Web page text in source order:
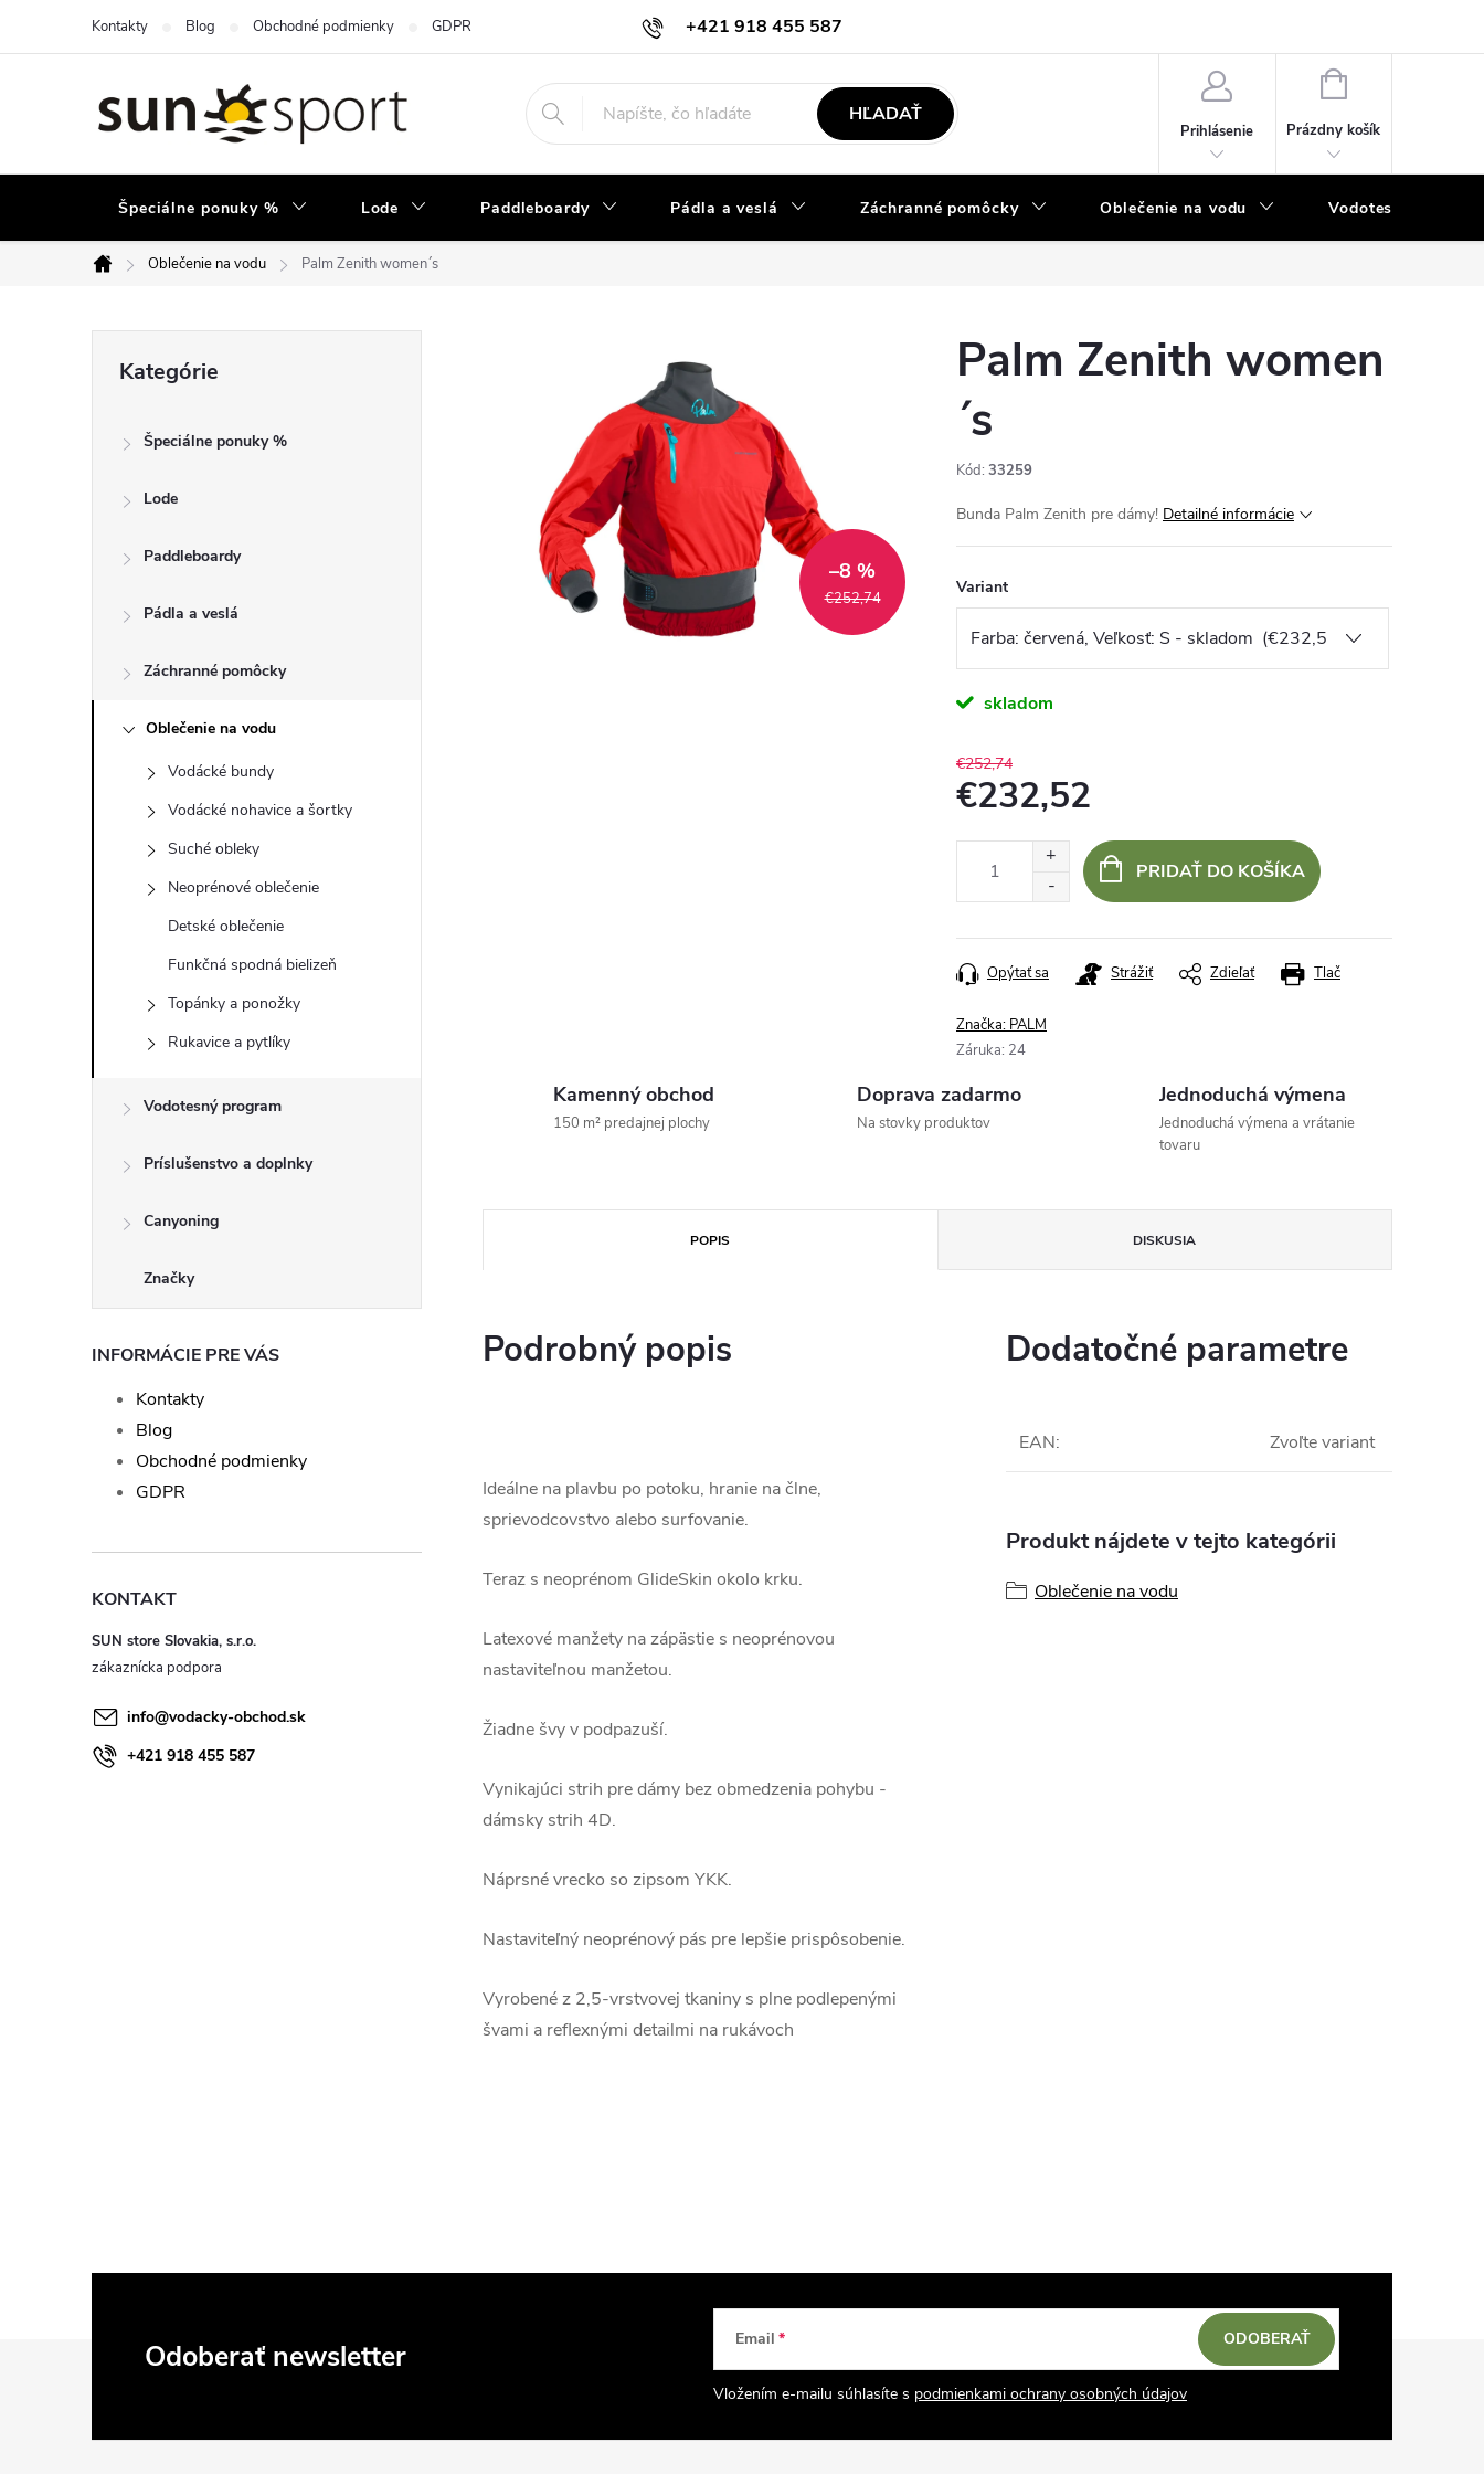
+421 918 455 587
info@vodacky-obchod.sk
Kontakty Blog Obchodné podmienky GDPR
HĽADAŤ
Prihlásenie
NÁKUPNÝ
Prázdny košík
Špeciálne ponuky % Lode Paddleboardy Pádla a veslá Záchranné pomôcky Oblečenie na vodu Vodotesný program
Domov
Oblečenie na vodu Palm Zenith women´s
a
kategórie
Kategórie
Špeciálne ponuky %
Lode
Paddleboardy
Pádla a veslá
Záchranné pomôcky
Oblečenie na vodu
Vodácké bundy
Vodácké nohavice a šortky
Suché obleky
Neoprénové oblečenie
Detské oblečenie
Funkčná spodná bielizeň
Topánky a ponožky
Rukavice a pytlíky
Vodotesný program
Príslušenstvo a doplnky
Canyoning
Značky
INFORMÁCIE PRE VÁS
Kontakty
Blog
Obchodné podmienky
GDPR
KONTAKT
SUN store Slovakia, s.r.o.
info@vodacky-obchod.sk
+421 918 455 587
€252,74
–8 %
Palm Zenith women
´s
Kód: 33259
Bunda Palm Zenith pre dámy! Detailné informácie
Variant
skladom
€252,74
€232,52
PRIDAŤ DO KOŠÍKA
Tlač
Opýtať sa Strážiť Zdieľať
Značka: PALM
Záruka: 24
Kamenný obchod
150 m² predajnej plochy
Doprava zadarmo
Na stovky produktov
Jednoduchá výmena
Jednoduchá výmena a vrátanie
tovaru
POPIS DISKUSIA
Podrobný popis
Ideálne na plavbu po potoku, hranie na člne,
sprievodcovstvo alebo surfovanie.
Teraz s neoprénom GlideSkin okolo krku.
Latexové manžety na zápästie s neoprénovou
nastaviteľnou manžetou.
Žiadne švy v podpazuší.
Vynikajúci strih pre dámy bez obmedzenia pohybu -
dámsky strih 4D.
Náprsné vrecko so zipsom YKK.
Nastaviteľný neoprénový pás pre lepšie prispôsobenie.
Vyrobené z 2,5-vrstvovej tkaniny s plne podlepenými
švami a reflexnými detailmi na rukávoch
Dodatočné parametre
EAN: Zvoľte variant
Produkt nájdete v tejto kategórii
Oblečenie na vodu
Odoberať newsletter Email
Vložením e-mailu súhlasíte s podmienkami ochrany osobných údajov
ODOBERAŤ